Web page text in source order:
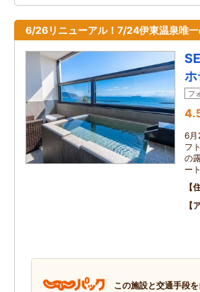
6/26リニューアル！7/24伊東温泉唯
ホ
フ
6月
フ
の
ー
この施設と交通手段